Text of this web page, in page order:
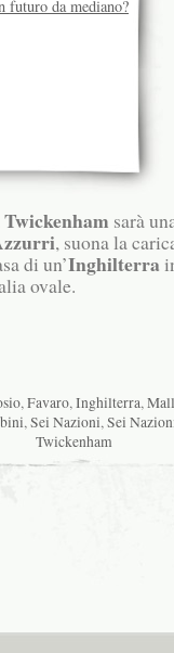
Twickenham sarà
, suona la
di un’Inghilterra
ovale.
,Favaro,Inghilterra,
,Sei Nazioni,Sei
Twickenham